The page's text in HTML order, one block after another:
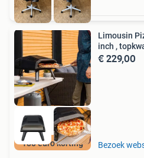
180 euro korting
Limousin
inch ,
€ 229,00
Bezoek